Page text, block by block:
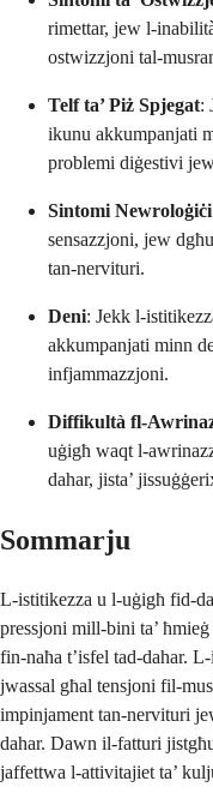
rimettar, jew l-
ostwizzjoni tal-
Telf ta’ Piż Spjegat:
ikunu akkumpanjati
problemi diġestivi
Sintomi Newroloġiċi
sensazzjoni, jew
tan-nervituri.
Deni: Jekk l-
akkumpanjati minn
infjammazzjoni.
Diffikultà fl-
uġigħ waqt l-
dahar, jista’
Sommarju
L-istitikezza u l-uġigħ fid-
pressjoni mill-bini ta’
fin-naħa t’isfel tad-dahar.
jwassal għal tensjoni fil-
impinjament tan-nervituri
dahar. Dawn il-fatturi
jaffettwa l-attivitajiet ta’